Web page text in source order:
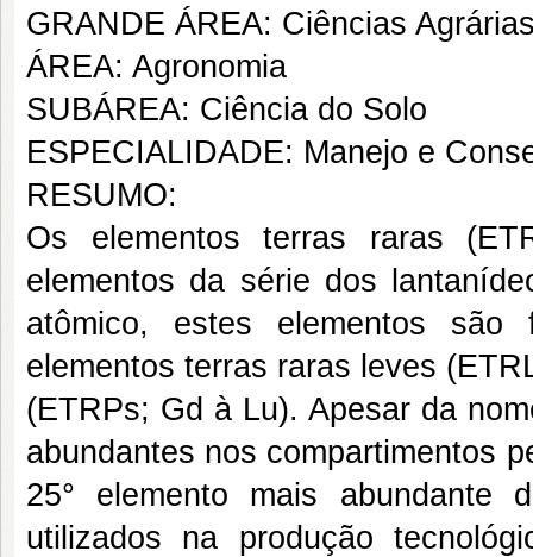
GRANDE ÁREA: Ciências
ÁREA: Agronomia
SUBÁREA: Ciência do Solo
ESPECIALIDADE: Manejo e
RESUMO:
Os elementos terras raras
elementos da série dos
atômico, estes elementos são
elementos terras raras leves
(ETRPs; Gd à Lu). Apesar da
abundantes nos compartimentos
25° elemento mais abundante
utilizados na produção